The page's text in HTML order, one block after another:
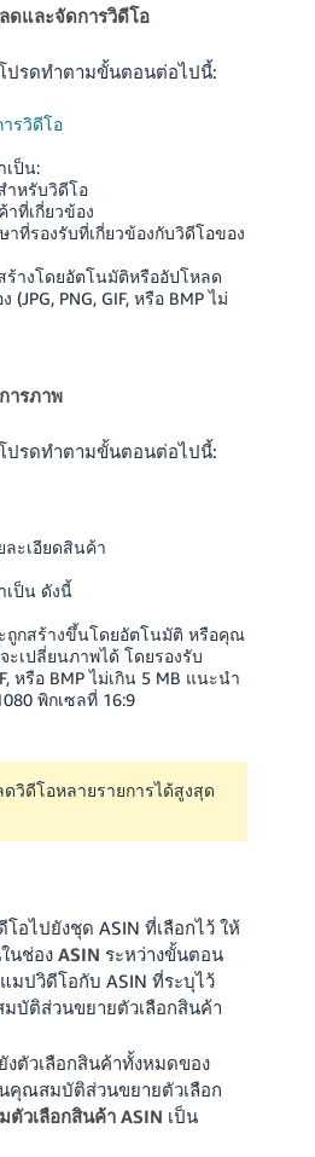
ดและจัดการวิดีโอ
ปรดทำตามขั้นตอนต่อไปนี้:
รวิดีโอ
เป็น:
ำหรับวิดีโอ
าที่เกี่ยวข้อง
าที่รองรับที่เกี่ยวข้องกับวิดีโอของ
างโดยอัตโนมัติหรืออัปโหลด
(JPG, PNG, GIF, หรือ BMP ไม่
ารภาพ
ปรดทำตามขั้นตอนต่อไปนี้:
ะเอียดสินค้า
เป็น ดังนี้
ถูกสร้างขึ้นโดยอัตโนมัติ หรือคุณ
ะเปลี่ยนภาพได้ โดยรองรับ
หรือ BMP ไม่เกิน 5 MB แนะนำ
พิกเซลที่ 16:9
วิดีโอหลายรายการได้สูงสุด
อไปยังชุด ASIN ที่เลือกไว้ ให้
นช่อง ASIN ระหว่างขั้นตอน
มปวิดีโอกับ ASIN ที่ระบุไว้
บัติส่วนขยายตัวเลือกสินค้า
งตัวเลือกสินค้าทั้งหมดของ
นคุณสมบัติส่วนขยายตัวเลือก
ตัวเลือกสินค้า ASIN เป็น